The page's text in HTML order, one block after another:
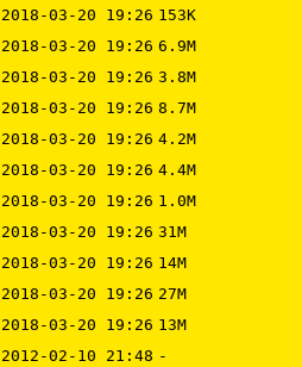
2018-03-20 19:26 153K
2018-03-20 19:26 6.9M
2018-03-20 19:26 3.8M
2018-03-20 19:26 8.7M
2018-03-20 19:26 4.2M
2018-03-20 19:26 4.4M
2018-03-20 19:26 1.0M
2018-03-20 19:26 31M
2018-03-20 19:26 14M
2018-03-20 19:26 27M
2018-03-20 19:26 13M
2012-02-10 21:48 -